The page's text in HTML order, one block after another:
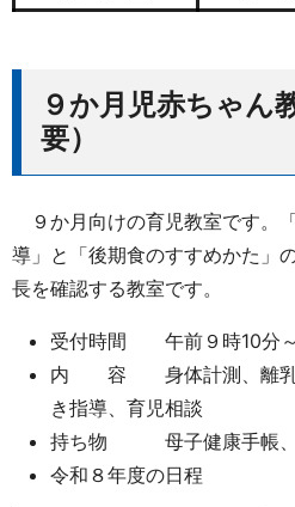
９か月児赤ちゃ
要）
９か月向けの育児教室です。
導」と「後期食のすすめかた」
長を確認する教室です。
受付時間 午前９時10分～
内 容 身体計測、離乳食
き指導、育児相談
持ち物 母子健康手帳、
令和８年度の日程